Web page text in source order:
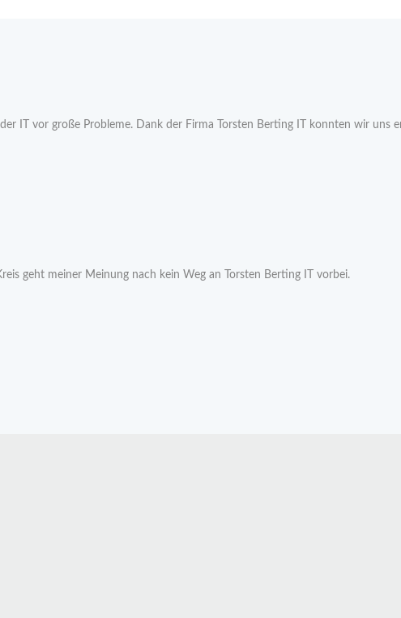
IT vor große Probleme. Dank der Firma Torsten Berting IT konnten wir uns
geht meiner Meinung nach kein Weg an Torsten Berting IT vorbei.